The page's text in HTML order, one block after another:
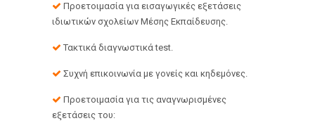
Προετοιμασία για εισαγωγικές εξετάσεις
ιδιωτικών σχολείων Μέσης Εκπαίδευσης.
Τακτικά διαγνωστικά test.
Συχνή επικοινωνία με γονείς και κηδεμόνες.
Προετοιμασία για τις αναγνωρισμένες
εξετάσεις του: